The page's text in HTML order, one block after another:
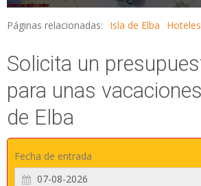
Páginas relacionadas: Isla de Elba
Solicita un
para unas
de Elba
Fecha de entrada